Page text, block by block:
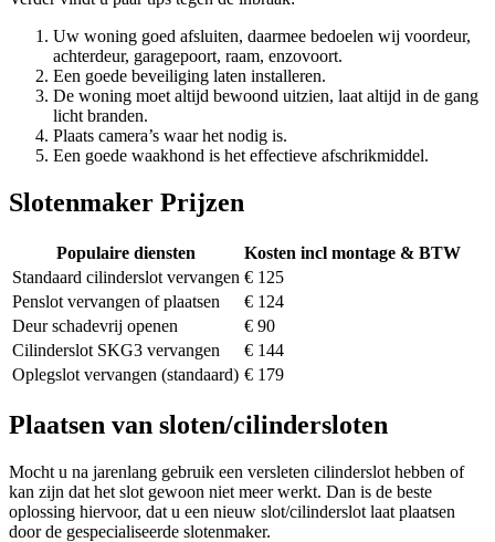
Uw woning goed afsluiten, daarmee bedoelen wij voordeur,
achterdeur, garagepoort, raam, enzovoort.
Een goede beveiliging laten installeren.
De woning moet altijd bewoond uitzien, laat altijd in de gang
licht branden.
Plaats camera’s waar het nodig is.
Een goede waakhond is het effectieve afschrikmiddel.
Slotenmaker Prijzen
Populaire diensten
Kosten incl montage & BTW
Standaard cilinderslot vervangen € 125
Penslot vervangen of plaatsen
€ 124
Deur schadevrij openen
€ 90
Cilinderslot SKG3 vervangen
€ 144
Oplegslot vervangen (standaard) € 179
Plaatsen van sloten/cilindersloten
Mocht u na jarenlang gebruik een versleten cilinderslot hebben of
kan zijn dat het slot gewoon niet meer werkt. Dan is de beste
oplossing hiervoor, dat u een nieuw slot/cilinderslot laat plaatsen
door de gespecialiseerde slotenmaker.